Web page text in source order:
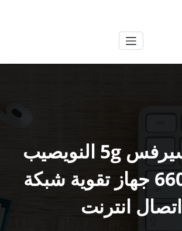
مقوي سيرفس 5g النويصيب
66005153 جهاز تقوية شبكة
اتصال انترنت